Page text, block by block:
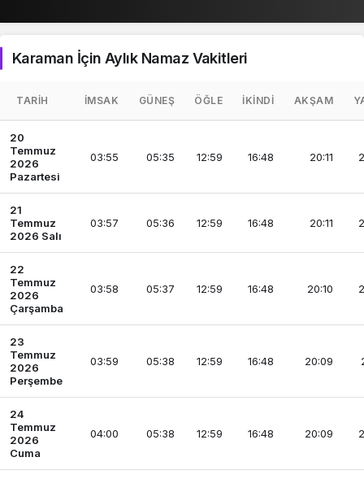
Karaman İçin Aylık Namaz Vakitleri
TARIH İMSAK GÜNEŞ ÖĞLE İKINDI AKŞAM
20
Temmuz
2026
Pazartesi
03:55 05:35 12:59 16:48 20:11
21
Temmuz
2026 Salı
03:57 05:36 12:59 16:48 20:11
22
Temmuz
2026
Çarşamba
03:58 05:37 12:59 16:48 20:10
23
Temmuz
2026
Perşembe
03:59 05:38 12:59 16:48 20:09
24
Temmuz
2026
Cuma
04:00 05:38 12:59 16:48 20:09